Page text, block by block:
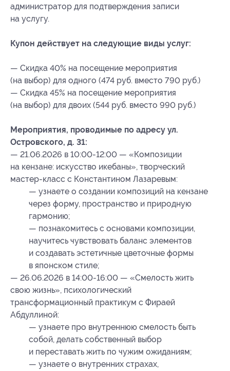
администратор для подтверждения записи
на услугу.
Купон действует на следующие виды услуг:
— Скидка 40% на посещение мероприятия
(на выбор) для одного (474 руб. вместо 790 руб.)
— Скидка 45% на посещение мероприятия
(на выбор) для двоих (544 руб. вместо 990 руб.)
Мероприятия, проводимые по адресу ул.
Островского, д. 31:
— 21.06.2026 в 10:00-12:00 — «Композиции
на кензане: искусство икебаны», творческий
мастер-класс с Константином Лазаревым:
— узнаете о создании композиций на кензане
через форму, пространство и природную
гармонию;
— познакомитесь с основами композиции,
научитесь чувствовать баланс элементов
и создавать эстетичные цветочные формы
в японском стиле;
— 26.06.2026 в 14:00-16:00 — «Смелость жить
свою жизнь», психологический
трансформационный практикум с Фираей
Абдуллиной:
— узнаете про внутреннюю смелость быть
собой, делать собственный выбор
и переставать жить по чужим ожиданиям;
— узнаете о внутренних страхах,